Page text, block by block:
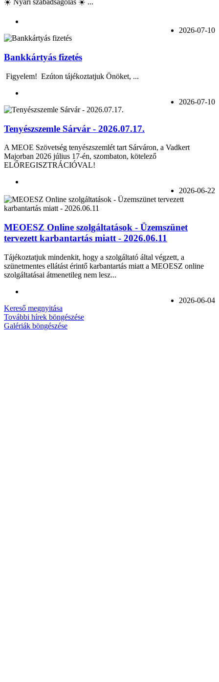
☀️ Nyári szabadságolás ☀️ ...
2026-07-10
Bankkártyás fizetés
Figyelem! Ezúton tájékoztatjuk Önöket, ...
2026-07-10
Tenyészszemle Sárvár - 2026.07.17.
A MEOE Szövetség tenyészszemlét tart Sárváron, a Vadkert
Majorban 2026 július 17-én, szombaton, kötelező
ELŐREGISZTRÁCIÓVAL!
2026-06-22
MEOESZ Online szolgáltatások - Üzemszünet
tervezett karbantartás miatt - 2026.06.11
Tájékoztatjuk mindenkit, hogy a szolgáltató által végzett, a
szünetmentes ellátást érintő karbantartás miatt a MEOESZ online
szolgáltatásai átmenetileg nem lesz...
2026-06-04
Kereső megnyitása
További hírek böngészése
Galériák böngészése